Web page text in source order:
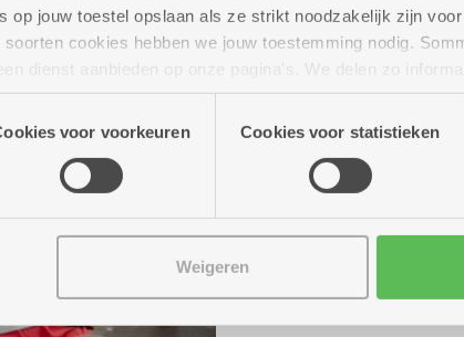
op jouw toestel opslaan als ze strikt noodzakelijk zijn
cookies hebben we jouw toestemming nodig.
dienst aanbieden op onze pagina's. We delen zo
site voor social media, advertenties en analyse. Deze
voor voorkeuren Cookies voor statistieken
Weigeren
Om 14.30 uur:Mis
Hermansniet, zij
repertoires.
Bij
tuin, bij
Van 14 tot 17 uur:
Desselvoor